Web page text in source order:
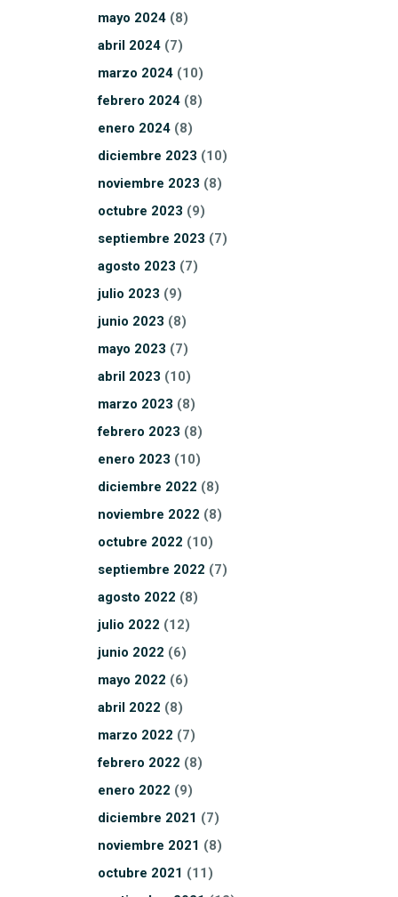
mayo 2024 (8)
abril 2024 (7)
marzo 2024 (10)
febrero 2024 (8)
enero 2024 (8)
diciembre 2023 (10)
noviembre 2023 (8)
octubre 2023 (9)
septiembre 2023 (7)
agosto 2023 (7)
julio 2023 (9)
junio 2023 (8)
mayo 2023 (7)
abril 2023 (10)
marzo 2023 (8)
febrero 2023 (8)
enero 2023 (10)
diciembre 2022 (8)
noviembre 2022 (8)
octubre 2022 (10)
septiembre 2022 (7)
agosto 2022 (8)
julio 2022 (12)
junio 2022 (6)
mayo 2022 (6)
abril 2022 (8)
marzo 2022 (7)
febrero 2022 (8)
enero 2022 (9)
diciembre 2021 (7)
noviembre 2021 (8)
octubre 2021 (11)